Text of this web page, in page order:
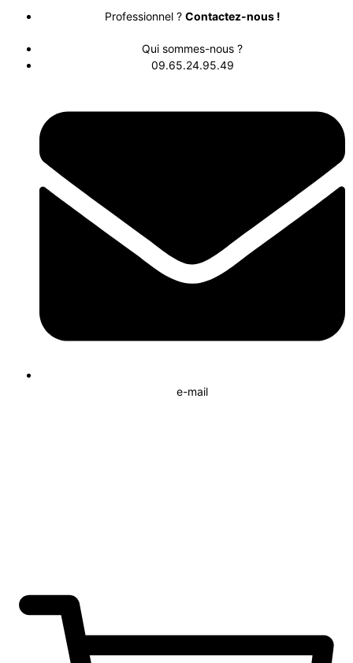
Professionnel ? Contactez-nous !
Qui sommes-nous ?
09.65.24.95.49
e-mail